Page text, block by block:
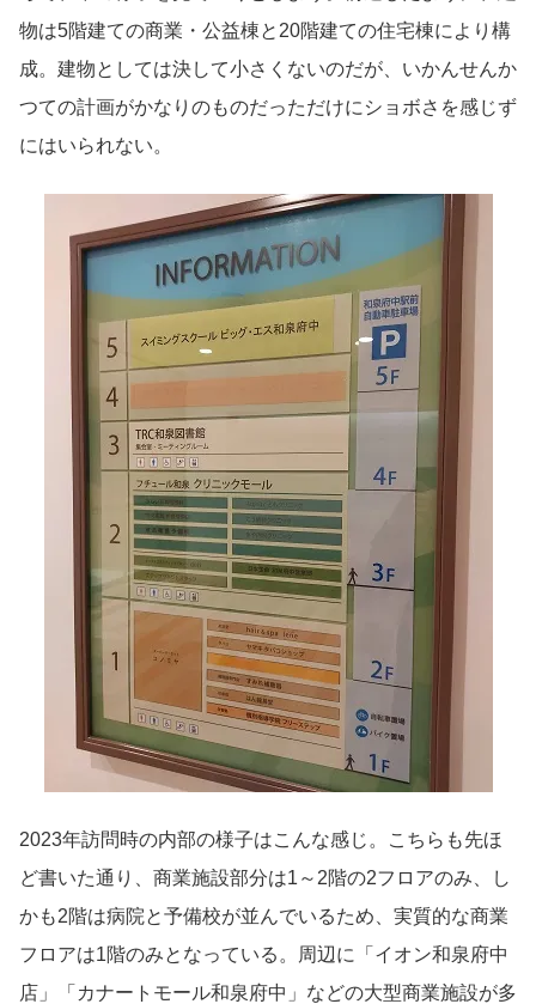
物は5階建ての商業・公益棟と20階建ての住宅棟により構
成。建物としては決して小さくないのだが、いかんせんか
つての計画がかなりのものだっただけにショボさを感じず
にはいられない。
2023年訪問時の内部の様子はこんな感じ。こちらも先ほ
ど書いた通り、商業施設部分は1～2階の2フロアのみ、し
かも2階は病院と予備校が並んでいるため、実質的な商業
フロアは1階のみとなっている。周辺に「イオン和泉府中
店」「カナートモール和泉府中」などの大型商業施設が多